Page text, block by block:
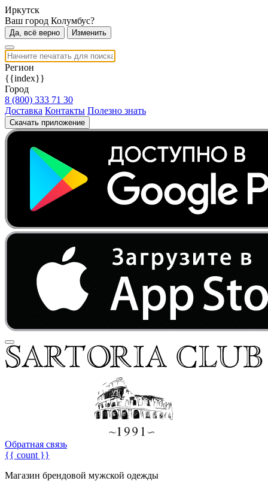
Иркутск
Ваш город Колумбус?
Да, всё верно Изменить
Регион
{{index}}
Город
8 (800) 333 71 30
Доставка Контакты Полезно знать
Скачать приложение
Обратная связь
{{ count }}
Магазин брендовой мужской одежды